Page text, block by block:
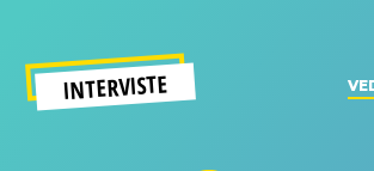
INTERVISTE